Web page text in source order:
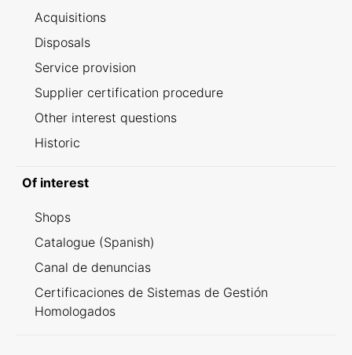
Acquisitions
Disposals
Service provision
Supplier certification procedure
Other interest questions
Historic
Of interest
Shops
Catalogue (Spanish)
Canal de denuncias
Certificaciones de Sistemas de Gestión
Homologados